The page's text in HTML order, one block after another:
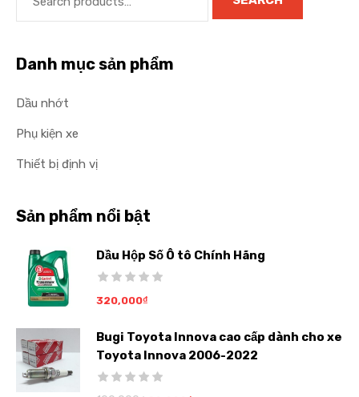
Danh mục sản phẩm
Dầu nhớt
Phụ kiện xe
Thiết bị định vị
Sản phẩm nổi bật
Dầu Hộp Số Ô tô Chính Hãng
320,000₫
Bugi Toyota Innova cao cấp dành cho xe
Toyota Innova 2006-2022